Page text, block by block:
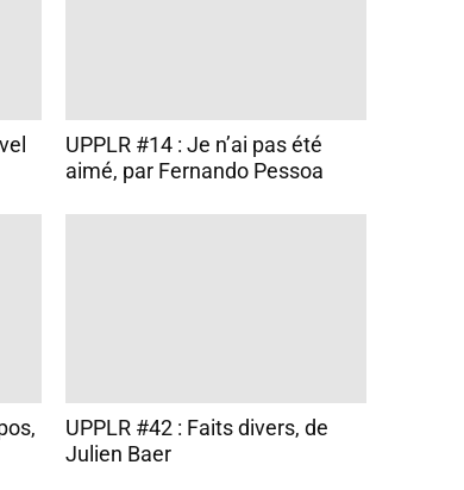
UPPLR #14 : Je n’ai pas été
aimé, par Fernando Pessoa
UPPLR #42 : Faits divers, de
Julien Baer